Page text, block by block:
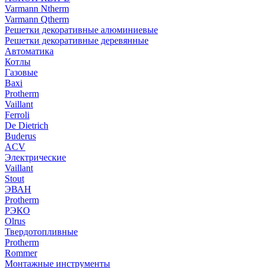
Varmann Ntherm
Varmann Qtherm
Решетки декоративные алюминиевые
Решетки декоративные деревянные
Автоматика
Котлы
Газовые
Baxi
Protherm
Vaillant
Ferroli
De Dietrich
Buderus
ACV
Электрические
Vaillant
Stout
ЭВАН
Protherm
РЭКО
Olrus
Твердотопливные
Protherm
Rommer
Монтажные инструменты